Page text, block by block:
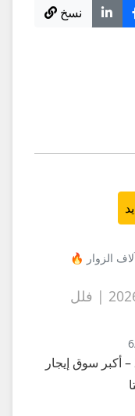
نسخ
الزوار 🔥
فلل وبيوت للإيجار في السويق 2026 | فلل
فلل وبيوت للإيجار في السويق 2026 – أكبر سوق إيجار